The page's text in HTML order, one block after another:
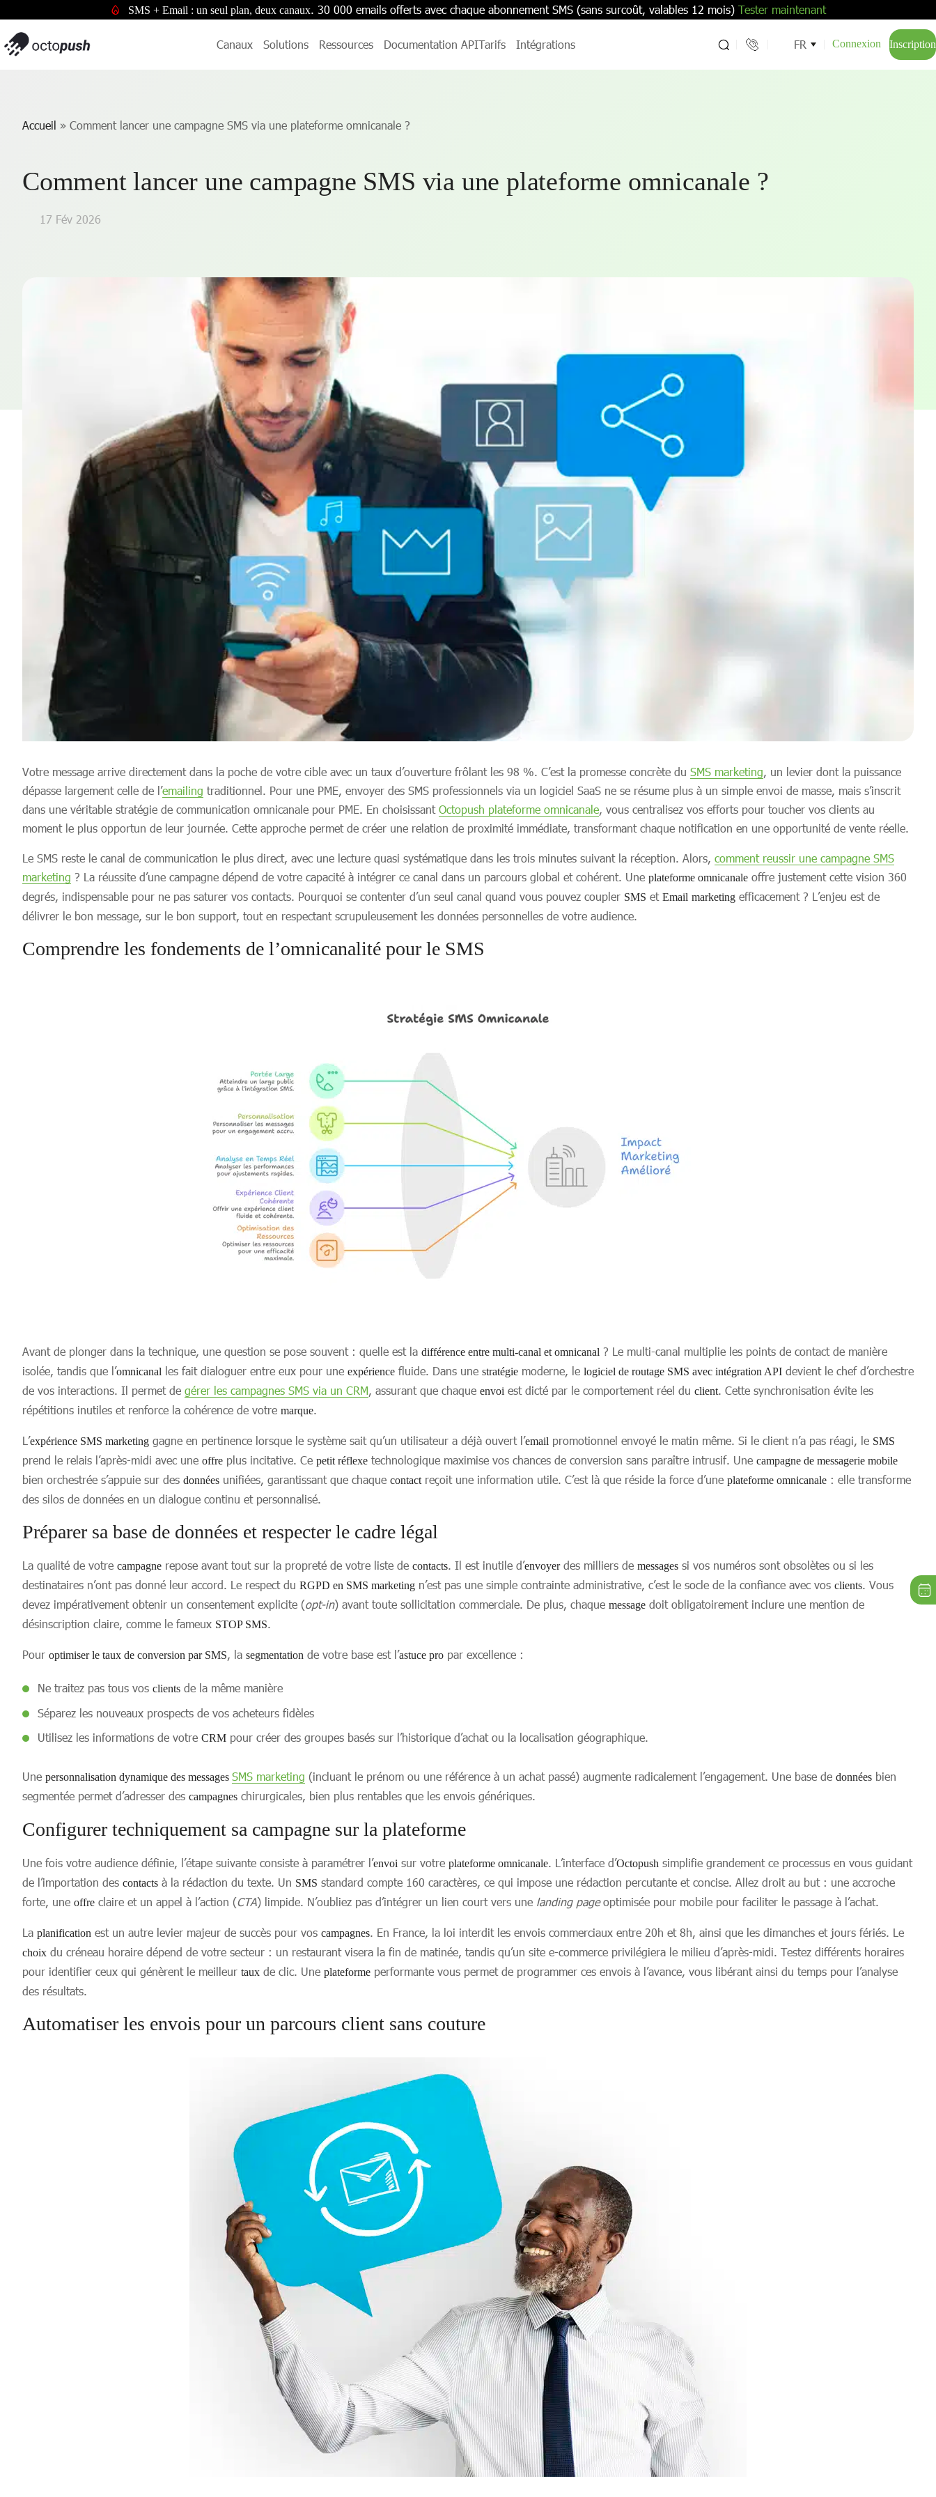
SMS + Email : un seul plan, deux canaux. 30 000 emails offerts avec chaque abonnement SMS (sans surcoût, valables 12 mois) Tester maintenant
Canaux Solutions Ressources Documentation APITarifs Intégrations FR Connexion Inscription
Accueil » Comment lancer une campagne SMS via une plateforme omnicanale ?
Comment lancer une campagne SMS via une plateforme omnicanale ?
17 Fév 2026
Votre message arrive directement dans la poche de votre cible avec un taux d’ouverture frôlant les 98 %. C’est la promesse concrète du SMS marketing , un levier dont la puissance
dépasse largement celle de l’emailing traditionnel. Pour une PME, envoyer des SMS professionnels via un logiciel SaaS ne se résume plus à un simple envoi de masse, mais s’inscrit
dans une véritable stratégie de communication omnicanale pour PME. En choisissant Octopush plateforme omnicanale , vous centralisez vos efforts pour toucher vos clients au
moment le plus opportun de leur journée. Cette approche permet de créer une relation de proximité immédiate, transformant chaque notification en une opportunité de vente réelle.
Le SMS reste le canal de communication le plus direct, avec une lecture quasi systématique dans les trois minutes suivant la réception. Alors, comment reussir une campagne SMS
marketing ? La réussite d’une campagne dépend de votre capacité à intégrer ce canal dans un parcours global et cohérent. Une plateforme omnicanale offre justement cette vision 360
degrés, indispensable pour ne pas saturer vos contacts. Pourquoi se contenter d’un seul canal quand vous pouvez coupler SMS et Email marketing efficacement ? L’enjeu est de
délivrer le bon message, sur le bon support, tout en respectant scrupuleusement les données personnelles de votre audience.
Comprendre les fondements de l’omnicanalité pour le SMS
Avant de plonger dans la technique, une question se pose souvent : quelle est la différence entre multi-canal et omnicanal ? Le multi-canal multiplie les points de contact de manière
isolée, tandis que l’omnicanal les fait dialoguer entre eux pour une expérience fluide. Dans une stratégie moderne, le logiciel de routage SMS avec intégration API devient le chef d’orchestre
de vos interactions. Il permet de gérer les campagnes SMS via un CRM , assurant que chaque envoi est dicté par le comportement réel du client . Cette synchronisation évite les
répétitions inutiles et renforce la cohérence de votre marque
L’expérience SMS marketing gagne en pertinence lorsque le système sait qu’un utilisateur a déjà ouvert l’email promotionnel envoyé le matin même. Si le client n’a pas réagi, le SMS
prend le relais l’après-midi avec une offre plus incitative. Ce petit réflexe technologique maximise vos chances de conversion sans paraître intrusif. Une campagne de messagerie mobile
bien orchestrée s’appuie sur des données unifiées, garantissant que chaque contact reçoit une information utile. C’est là que réside la force d’une plateforme omnicanale : elle transforme
des silos de données en un dialogue continu et personnalisé.
Préparer sa base de données et respecter le cadre légal
La qualité de votre campagne repose avant tout sur la propreté de votre liste de contacts . Il est inutile d’envoyerdes milliers de messages si vos numéros sont obsolètes ou si les
destinataires n’ont pas donné leur accord. Le respect du RGPD en SMS marketing n’est pas une simple contrainte administrative, c’est le socle de la confiance avec vos clients . Vous
devez impérativement obtenir un consentement explicite (opt-in) avant toute sollicitation commerciale. De plus, chaque message doit obligatoirement inclure une mention de
désinscription claire, comme le fameux STOP SMS
Pour optimiser le taux de conversion par SMS , la segmentation de votre base est l’astuce pro par excellence :
Ne traitez pas tous vos clients de la même manière
Séparez les nouveaux prospects de vos acheteurs fidèles
Utilisez les informations de votre CRM pour créer des groupes basés sur l’historique d’achat ou la localisation géographique.
Une personnalisation dynamique des messages SMS marketing (incluant le prénom ou une référence à un achat passé) augmente radicalement l’engagement. Une base de données bien
segmentée permet d’adresser des campagnes chirurgicales, bien plus rentables que les envois génériques.
Configurer techniquement sa campagne sur la plateforme
Une fois votre audience définie, l’étape suivante consiste à paramétrer l’envoi sur votre plateforme omnicanale . L’interface d’Octopush simplifie grandement ce processus en vous guidant
de l’importation des contacts à la rédaction du texte. Un SMS standard compte 160 caractères, ce qui impose une rédaction percutante et concise. Allez droit au but : une accroche
forte, une offre claire et un appel à l’action (CTA) limpide. N’oubliez pas d’intégrer un lien court vers une landing pageoptimisée pour mobile pour faciliter le passage à l’achat.
La planification est un autre levier majeur de succès pour vos campagnes . En France, la loi interdit les envois commerciaux entre 20h et 8h, ainsi que les dimanches et jours fériés. Le
choix du créneau horaire dépend de votre secteur : un restaurant visera la fin de matinée, tandis qu’un site e-commerce privilégiera le milieu d’après-midi. Testez différents horaires
pour identifier ceux qui génèrent le meilleur taux de clic. Une plateforme performante vous permet de programmer ces envois à l’avance, vous libérant ainsi du temps pour l’analyse
des résultats.
Automatiser les envois pour un parcours client sans couture